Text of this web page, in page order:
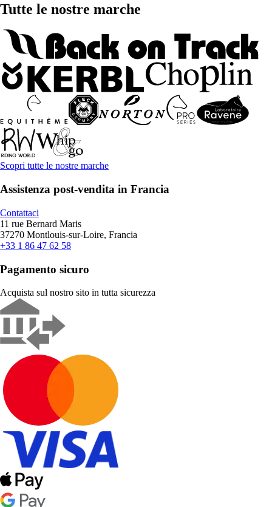
Tutte le nostre marche
Scopri tutte le nostre marche
Assistenza post-vendita in Francia
Contattaci
11 rue Bernard Maris
37270 Montlouis-sur-Loire, Francia
+33 1 86 47 62 58
Pagamento sicuro
Acquista sul nostro sito in tutta sicurezza